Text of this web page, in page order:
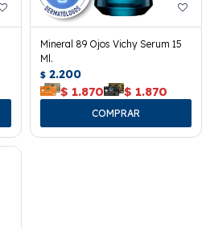
Mineral 89 Ojos Vichy Serum 15
Ml.
$ 2.200
$ 1.870 $ 1.870